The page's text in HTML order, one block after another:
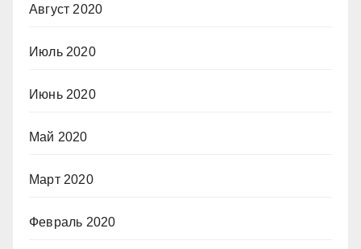
Август 2020
Июль 2020
Июнь 2020
Май 2020
Март 2020
Февраль 2020